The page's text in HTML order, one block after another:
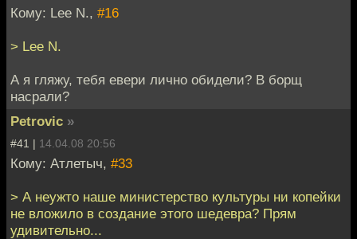
Кому: Lee N., #16
> Lee N.
А я гляжу, тебя евери лично обидели? В борщ
насрали?
Petrovic »
#41 | 14.04.08 20:56
Кому: Атлетыч, #33
> А неужто наше министерство культуры ни копейки
не вложило в создание этого шедевра? Прям
удивительно...